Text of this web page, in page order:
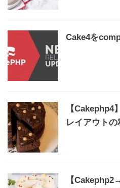
Cake4を
【Cakephp4
レイアウト
【